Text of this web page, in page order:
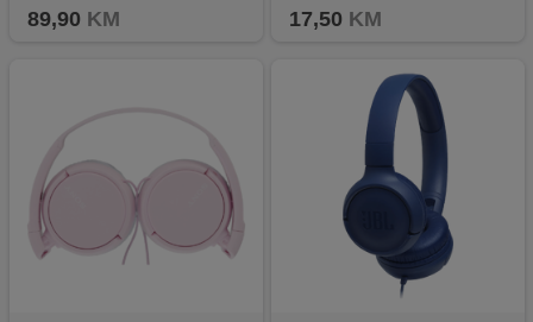
89,90 KM 17,50 KM